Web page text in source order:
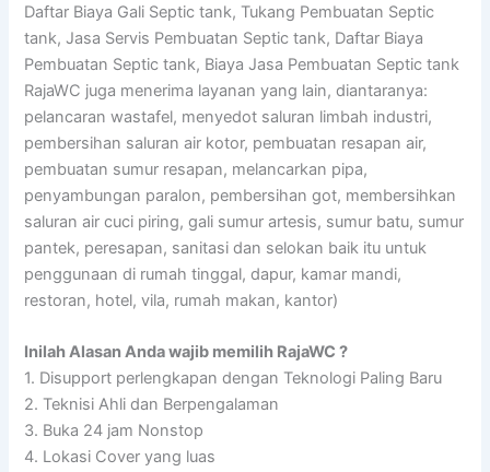
Daftar Biaya Gali Septic tank, Tukang Pembuatan Septic
tank, Jasa Servis Pembuatan Septic tank, Daftar Biaya
Pembuatan Septic tank, Biaya Jasa Pembuatan Septic tank
RajaWC juga menerima layanan yang lain, diantaranya:
pelancaran wastafel, menyedot saluran limbah industri,
pembersihan saluran air kotor, pembuatan resapan air,
pembuatan sumur resapan, melancarkan pipa,
penyambungan paralon, pembersihan got, membersihkan
saluran air cuci piring, gali sumur artesis, sumur batu, sumur
pantek, peresapan, sanitasi dan selokan baik itu untuk
penggunaan di rumah tinggal, dapur, kamar mandi,
restoran, hotel, vila, rumah makan, kantor)
Inilah Alasan Anda wajib memilih RajaWC ?
1. Disupport perlengkapan dengan Teknologi Paling Baru
2. Teknisi Ahli dan Berpengalaman
3. Buka 24 jam Nonstop
4. Lokasi Cover yang luas